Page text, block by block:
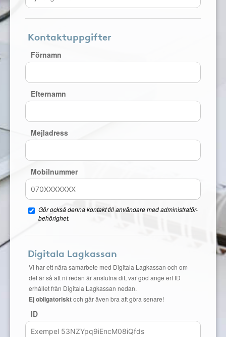
Kontaktuppgifter
Förnamn
Efternamn
Mejladress
Mobilnummer
Gör också denna kontakt till användare med administratör-
behörighet.
Digitala Lagkassan
Vi har ett nära samarbete med Digitala Lagkassan och om
det är så att ni redan är anslutna dit, var god ange ert ID
erhållet från Digitala Lagkassan nedan.
Ej obligatorisktoch går även bra att göra senare!
ID